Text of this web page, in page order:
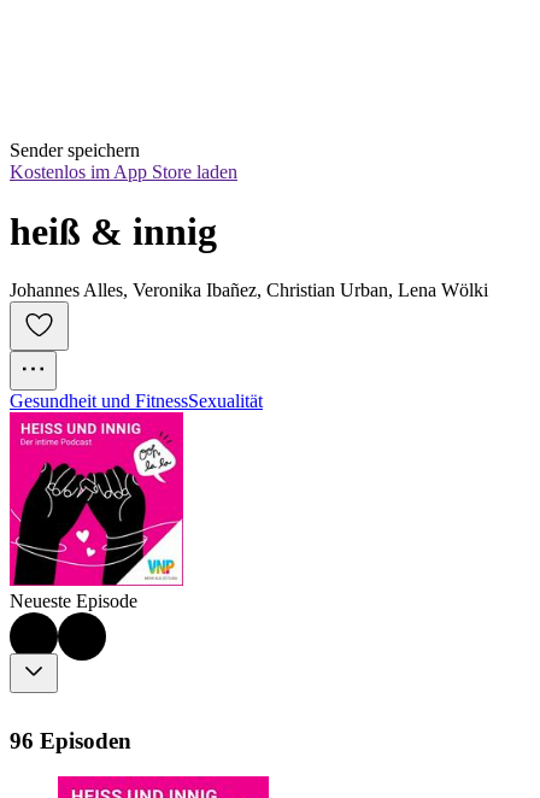
Sender speichern
Kostenlos im App Store laden
heiß & innig
Johannes Alles, Veronika Ibañez, Christian Urban, Lena Wölki
Gesundheit und FitnessSexualität
Neueste Episode
96 Episoden